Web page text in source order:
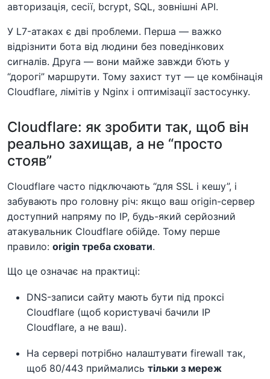
авторизація, сесії, bcrypt, SQL, зовнішні API.
У L7-атаках є дві проблеми. Перша — важко
відрізнити бота від людини без поведінкових
сигналів. Друга — вони майже завжди б’ють у
“дорогі” маршрути. Тому захист тут — це комбінація
Cloudflare, лімітів у Nginx і оптимізації застосунку.
Cloudflare: як зробити так, щоб він
реально захищав, а не “просто
стояв”
Cloudflare часто підключають “для SSL і кешу”, і
забувають про головну річ: якщо ваш origin-сервер
доступний напряму по IP, будь-який серйозний
атакувальник Cloudflare обійде. Тому перше
правило: origin треба сховати.
Що це означає на практиці:
DNS-записи сайту мають бути під проксі
Cloudflare (щоб користувачі бачили IP
Cloudflare, а не ваш).
На сервері потрібно налаштувати firewall так,
щоб 80/443 приймались тільки з мереж